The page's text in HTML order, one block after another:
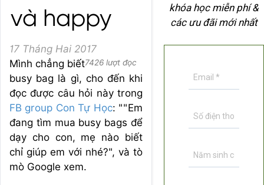
và happy
17 Tháng Hai 2017
7426 lượt đọc
Mình chẳng biết
busy bag là gì, cho đến khi
đọc được câu hỏi này trong
FB group Con Tự Học: ""Em
đang tìm mua busy bags để
dạy cho con, mẹ nào biết
chỉ giúp em với nhé?", và tò
mò Google xem.
khóa học miễn phí &
các ưu đãi mới nhất